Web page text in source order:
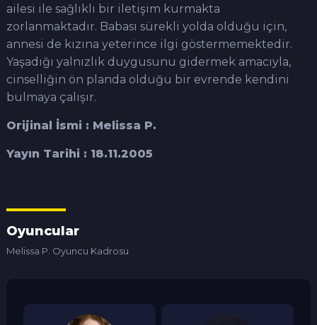
ailesi ile sağlıklı bir iletişim kurmakta
zorlanmaktadır. Babası sürekli yolda olduğu için,
annesi de kızına yeterince ilgi göstermemektedir.
Yaşadığı yalnızlık duygusunu gidermek amacıyla,
cinselliğin ön planda olduğu bir evrende kendini
bulmaya çalışır.
Orijinal İsmi : Melissa P.
Yayın Tarihi : 18.11.2005
Oyuncular
Melissa P. Oyuncu Kadrosu